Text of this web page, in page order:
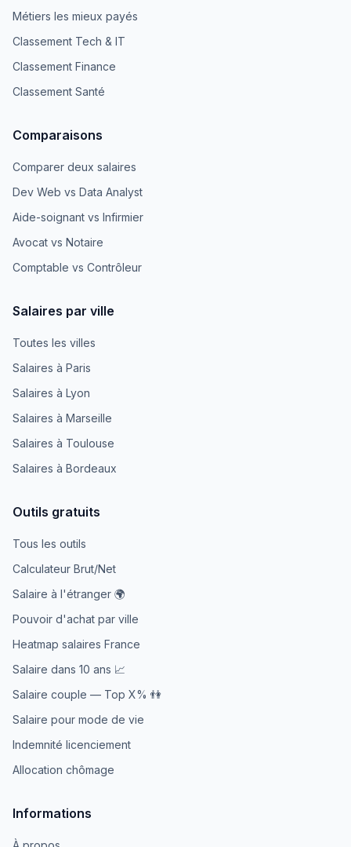
Métiers les mieux payés
Classement Tech & IT
Classement Finance
Classement Santé
Comparaisons
Comparer deux salaires
Dev Web vs Data Analyst
Aide-soignant vs Infirmier
Avocat vs Notaire
Comptable vs Contrôleur
Salaires par ville
Toutes les villes
Salaires à Paris
Salaires à Lyon
Salaires à Marseille
Salaires à Toulouse
Salaires à Bordeaux
Outils gratuits
Tous les outils
Calculateur Brut/Net
Salaire à l'étranger 🌍
Pouvoir d'achat par ville
Heatmap salaires France
Salaire dans 10 ans 📈
Salaire couple — Top X% 👫
Salaire pour mode de vie
Indemnité licenciement
Allocation chômage
Informations